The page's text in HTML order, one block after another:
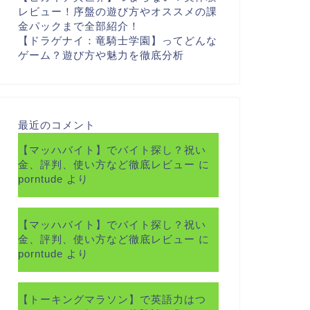
レビュー！序盤の遊び方やオススメの課
金パックまで全部紹介！
【ドラゲナイ：竜騎士学園】ってどんな
ゲーム？遊び方や魅力を徹底分析
最近のコメント
【マッハバイト】でバイト探し？祝い
金、評判、使い方など徹底レビュー に
porntude より
【マッハバイト】でバイト探し？祝い
金、評判、使い方など徹底レビュー に
porntude より
【トーキングマラソン】で英語力はつ